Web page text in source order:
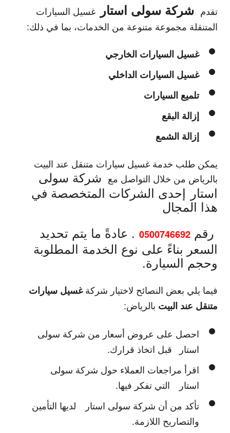
تقدم شركة سولى استار
غسيل السيارات
المتنقلة مجموعة متنوعة من الخدمات، بما في ذلك:
غسيل السيارات الخارجي
غسيل السيارات الداخلي
تلميع السيارات
إزالة البقع
إزالة الشمع
يمكن طلب خدمة غسيل سيارات متنقل عند البيت
بالرياض من خلال التواصل مع شركة سولى
استار إحدى الشركات المتخصصة في
هذا المجال
رقم 0500746692 . عادةً ما يتم تحديد
السعر بناءً على نوع الخدمة المطلوبة
وحجم السيارة.
فيما يلي بعض النصائح لاختيار شركةغسيل سيارات
متنقل عند البيت بالرياض:
احصل على عروض أسعار من شركة سولى
استار
قبل اتخاذ قرارك.
اقرأ مراجعات العملاء حول شركة سولى
استار
التي تفكر فيها.
تأكد من أن شركة سولى استار
لديها التأمين
والتصاريح اللازمة.